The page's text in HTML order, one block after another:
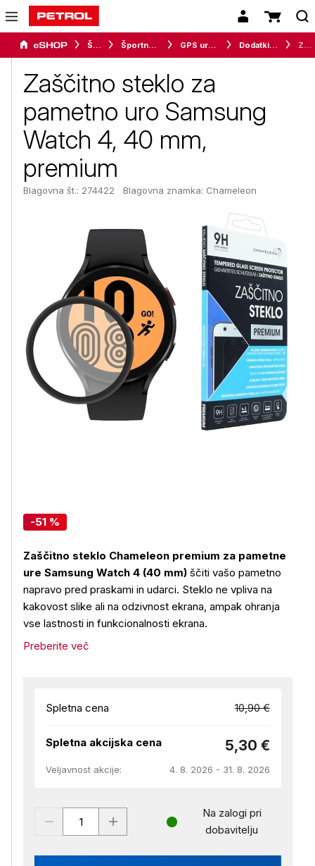
Šport Športna oprema GPS ure in merilci Dodatki za pametne ure
Zaščitno steklo za
pametno uro Samsung
Watch 4, 40 mm,
premium
Blagovna št.: 274422 Blagovna znamka: Chameleon
-51 %
Zaščitno steklo Chameleon premium za pametne
ure Samsung Watch 4 (40 mm) ščiti vašo pametno
napravo pred praskami in udarci. Steklo ne vpliva na
kakovost slike ali na odzivnost ekrana, ampak ohranja
vse lastnosti in funkcionalnosti ekrana.
Preberite več
Spletna cena 10,90 €
Spletna akcijska cena 5,30 €
Veljavnost akcije: 4. 8. 2026 - 31. 8. 2026
Na zalogi pri
dobavitelju